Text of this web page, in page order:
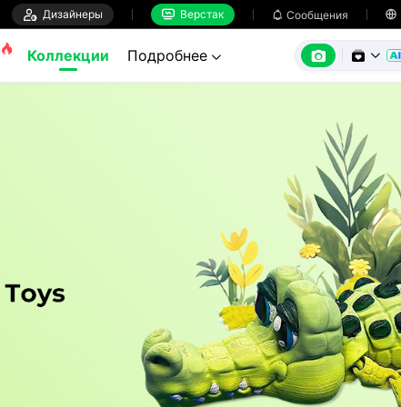
 Дизайнеры  Верстак  Сообщения 
 Коллекции Подробнее   